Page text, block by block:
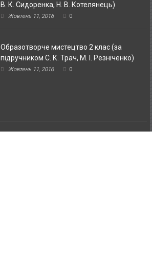
В. К. Сидоренка, Н. В. Котелянець)
Жовтень 11, 2016 0
Образотворче мистецтво 2 клас (за
підручником С. К. Трач, М. І. Резніченко)
Жовтень 11, 2016 0